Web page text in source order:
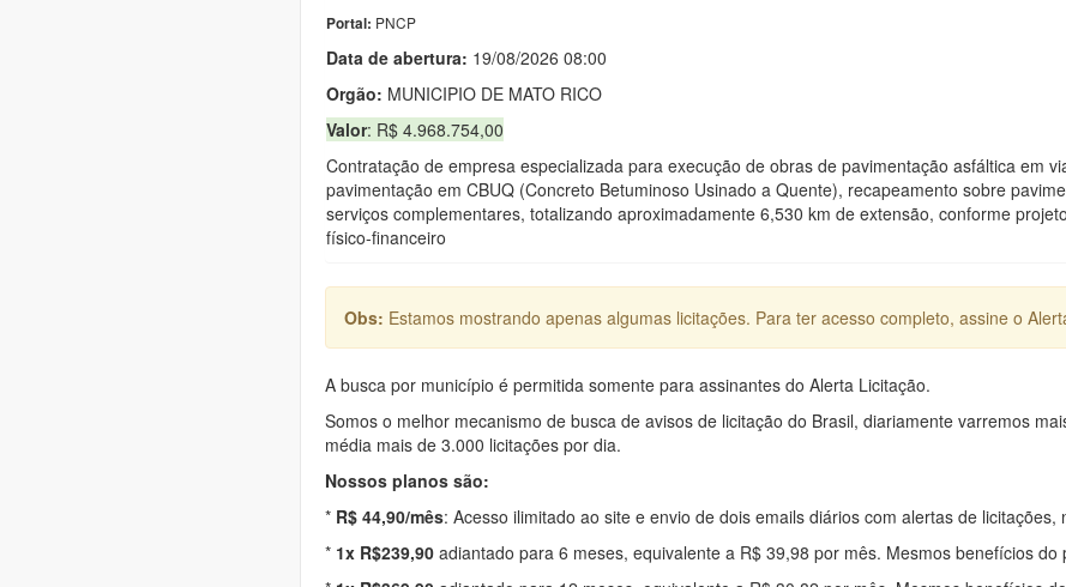
Portal: PNCP
Data de abertura: 19/08/2026 08:00
Orgão: MUNICIPIO DE MATO RICO
Valor: R$ 4.968.754,00
Contratação de empresa especializada para execução de obras de pavimentação asfáltica em
pavimentação em CBUQ (Concreto Betuminoso Usinado a Quente), recapeamento sobre
serviços complementares, totalizando aproximadamente 6,530 km de extensão, conforme
físico-financeiro
Obs: Estamos mostrando apenas algumas licitações. Para ter acesso completo, assine o
A busca por município é permitida somente para assinantes do Alerta Licitação.
Somos o melhor mecanismo de busca de avisos de licitação do Brasil, diariamente varremos
média mais de 3.000 licitações por dia.
Nossos planos são:
* R$ 44,90/mês: Acesso ilimitado ao site e envio de dois emails diários com alertas de
* 1x R$239,90 adiantado para 6 meses, equivalente a R$ 39,98 por mês. Mesmos benefícios